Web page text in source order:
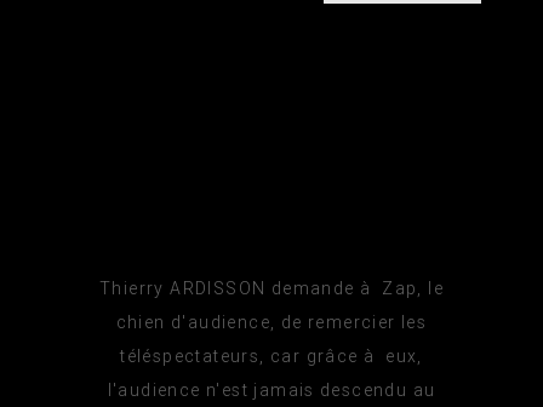
Thierry ARDISSON demande à Zap, le
chien d'audience, de remercier les
téléspectateurs, car grâce à eux,
l'audience n'est jamais descendu au